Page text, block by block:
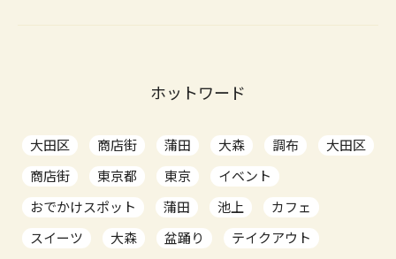
ホットワード
大田区 商店街 蒲田 大森 調布
大田区
商店街
東京都 東京
イベント
おでかけスポット
蒲田 池上
カフェ
スイーツ
大森 盆踊り
テイクアウト